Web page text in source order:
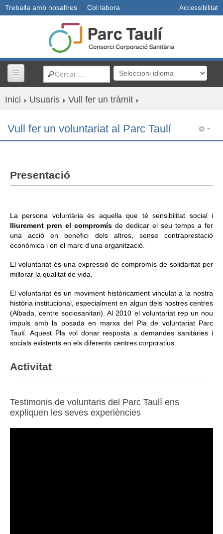
Accessibilitat
Col·labora
Treballa amb nosaltres
Centres i serveis
Usuaris
Docència
Informació corporativa
Àrea personal
Com arribar i contacte
Col·labora
Treballa amb nosaltres
Inici Usuaris Vull fer un tràmit
Vull fer un voluntariat al Parc Taulí
Presentació
La persona voluntària és aquella que té sensibilitat social i
lliurement pren el compromís de dedicar el seu temps a fer
una acció en benefici dels altres, sense contraprestació
econòmica i en el marc d’una organització.
El voluntariat és una expressió de compromís de solidaritat per
millorar la qualitat de vida.
El voluntariat és un moviment històricament vinculat a la nostra
història institucional, especialment en algun dels nostres centres
(Albada, centre sociosanitari). Al 2010 el voluntariat rep un nou
impuls amb la posada en marxa del Pla de voluntariat Parc
Taulí. Aquest Pla vol donar resposta a demandes sanitàries i
socials existents en els diferents centres corporatius.
Activitat
Testimonis de voluntaris del Parc Taulí ens
expliquen les seves experiències